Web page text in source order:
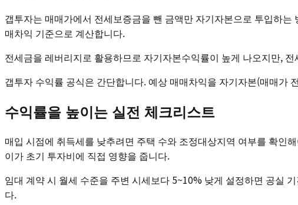
갭투자는 매매가에서 전세보증금을 뺀 금액만 자기자본으로 투입하
매차익 기준으로 계산합니다.
전세금을 레버리지로 활용하므로 자기자본수익률이 높게 나오지만,
갭투자 수익률 공식은 간단합니다. 예상 매매차익을 자기자본(매매가
수익률을 높이는 실전 체크리스트
매입 시점에 취득세를 낮추려면 주택 수와 조정대상지역 여부를 확인
이가 초기 투자비에 직접 영향을 줍니다.
임대 계약 시 월세 수준을 주변 시세보다 5~10% 낮게 설정하면 공실
다.